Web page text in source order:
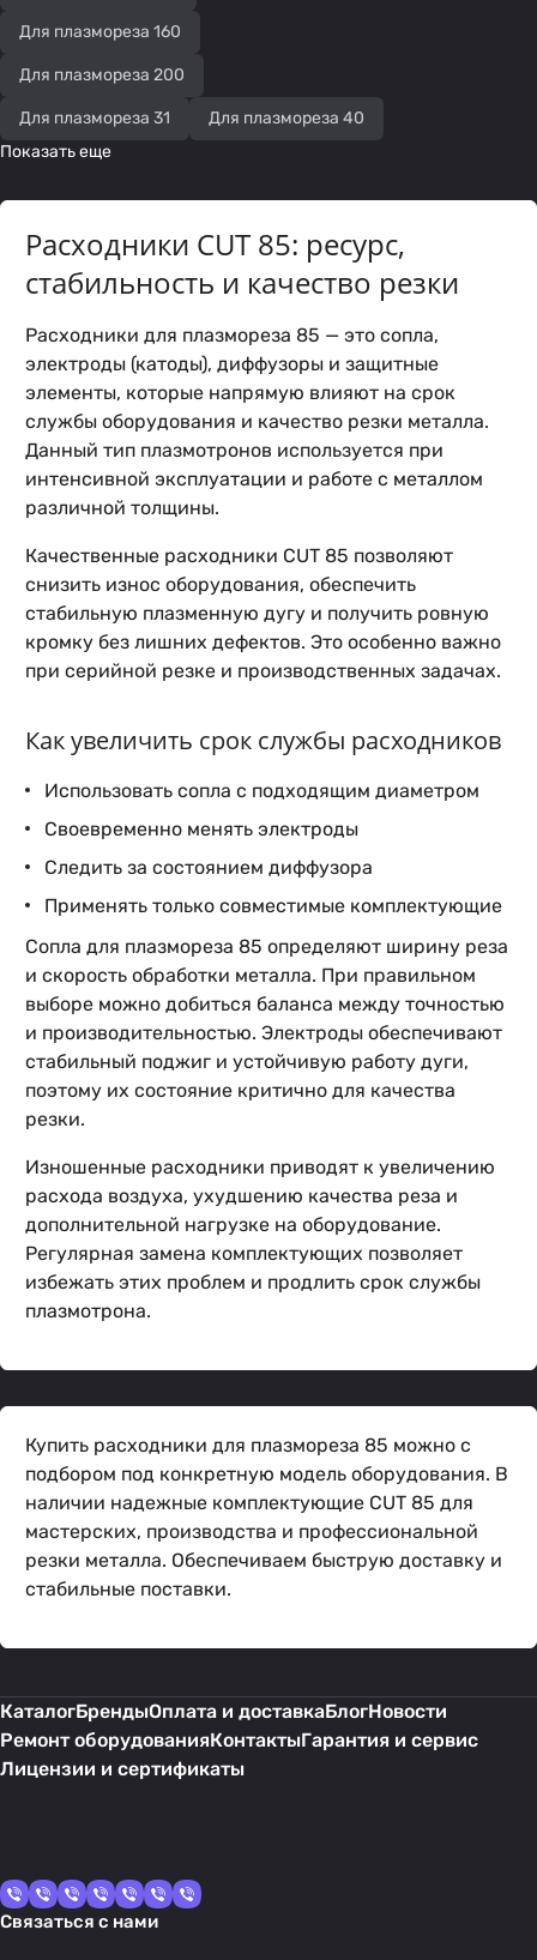
Для плазмореза 160
Для плазмореза 200
Для плазмореза 31 Для плазмореза 40
Показать еще
Расходники CUT 85: ресурс,
стабильность и качество резки
Расходники для плазмореза 85 — это сопла,
электроды (катоды), диффузоры и защитные
элементы, которые напрямую влияют на срок
службы оборудования и качество резки металла.
Данный тип плазмотронов используется при
интенсивной эксплуатации и работе с металлом
различной толщины.
Качественные расходники CUT 85 позволяют
снизить износ оборудования, обеспечить
стабильную плазменную дугу и получить ровную
кромку без лишних дефектов. Это особенно важно
при серийной резке и производственных задачах.
Как увеличить срок службы расходников
Использовать сопла с подходящим диаметром
Своевременно менять электроды
Следить за состоянием диффузора
Применять только совместимые комплектующие
Сопла для плазмореза 85 определяют ширину реза
и скорость обработки металла. При правильном
выборе можно добиться баланса между точностью
и производительностью. Электроды обеспечивают
стабильный поджиг и устойчивую работу дуги,
поэтому их состояние критично для качества
резки.
Изношенные расходники приводят к увеличению
расхода воздуха, ухудшению качества реза и
дополнительной нагрузке на оборудование.
Регулярная замена комплектующих позволяет
избежать этих проблем и продлить срок службы
плазмотрона.
Купить расходники для плазмореза 85 можно с
подбором под конкретную модель оборудования. В
наличии надежные комплектующие CUT 85 для
мастерских, производства и профессиональной
резки металла. Обеспечиваем быструю доставку и
стабильные поставки.
КаталогБрендыОплата и доставкаБлогНовости
Ремонт оборудованияКонтактыГарантия и сервис
Лицензии и сертификаты
Связаться с нами